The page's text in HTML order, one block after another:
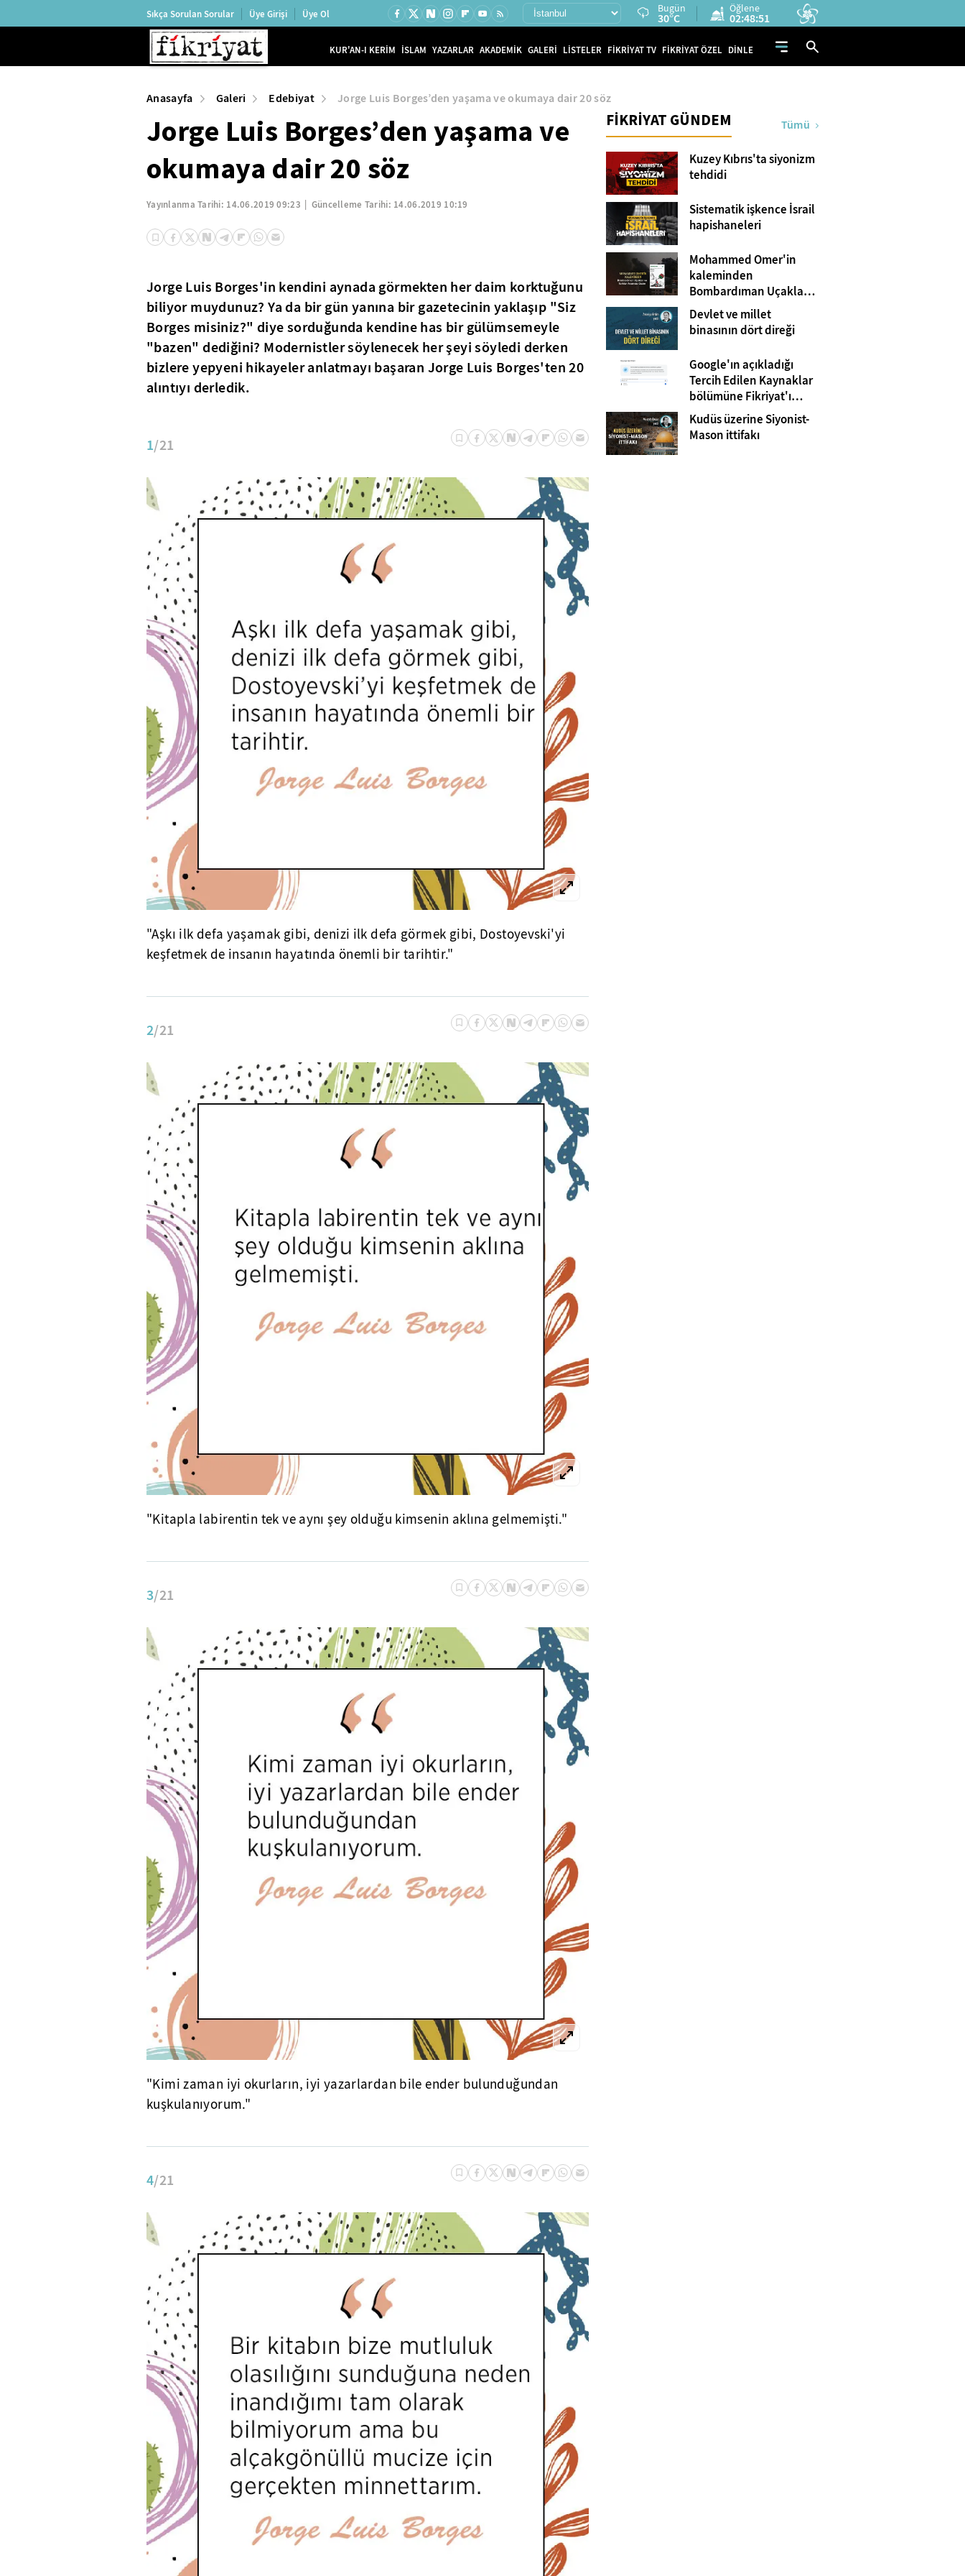
Sıkça Sorulan Sorular Üye Girişi Üye Ol Bugün
30°C
Öğlene
02:48:50
KUR'AN-I KERİM İSLAM YAZARLAR AKADEMİK GALERİ LİSTELER FİKRİYAT TV FİKRİYAT ÖZEL DİNLE
Anasayfa Galeri Edebiyat Jorge Luis Borges’den yaşama ve okumaya dair 20 söz
Jorge Luis Borges’den yaşama ve
okumaya dair 20 söz
Yayınlanma Tarihi: 14.06.2019 09:23 Güncelleme Tarihi: 14.06.2019 10:19
Jorge Luis Borges'in kendini aynada görmekten her daim korktuğunu
biliyor muydunuz? Ya da bir gün yanına bir gazetecinin yaklaşıp "Siz
Borges misiniz?" diye sorduğunda kendine has bir gülümsemeyle
"bazen" dediğini? Modernistler söylenecek her şeyi söyledi derken
bizlere yepyeni hikayeler anlatmayı başaran Jorge Luis Borges'ten 20
alıntıyı derledik.
1/21
"Aşkı ilk defa yaşamak gibi, denizi ilk defa görmek gibi, Dostoyevski'yi
keşfetmek de insanın hayatında önemli bir tarihtir."
2/21
"Kitapla labirentin tek ve aynı şey olduğu kimsenin aklına gelmemişti."
3/21
"Kimi zaman iyi okurların, iyi yazarlardan bile ender bulunduğundan
kuşkulanıyorum."
4/21
FİKRİYAT GÜNDEM Tümü
Kuzey Kıbrıs'ta siyonizm
tehdidi
Sistematik işkence İsrail
hapishaneleri
Mohammed Omer'in
kaleminden
Bombardıman Uçakları
ve Tanklar Arasında
Gazze
Devlet ve millet
binasının dört direği
Google'ın açıkladığı
Tercih Edilen Kaynaklar
bölümüne Fikriyat'ı
eklemeyi unutmayın!
Kudüs üzerine Siyonist-
Mason ittifakı